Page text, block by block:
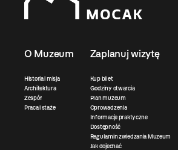
O Muzeum
Historia i misja
Architektura
Zespół
Praca i staże
Zaplanuj wizytę
Kup bilet
Godziny otwarcia
Plan muzeum
Oprowadzenia
Informacje praktyczne
Dostępność
Regulamin zwiedzania Muzeum
Jak dojechać